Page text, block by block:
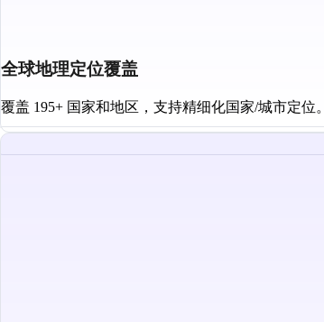
全球地理定位覆盖
覆盖 195+ 国家和地区，支持精细化国家/城市定位。